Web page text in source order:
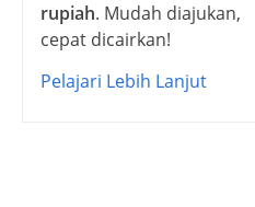
rupiah. Mudah diajukan,
cepat dicairkan!
Pelajari Lebih Lanjut